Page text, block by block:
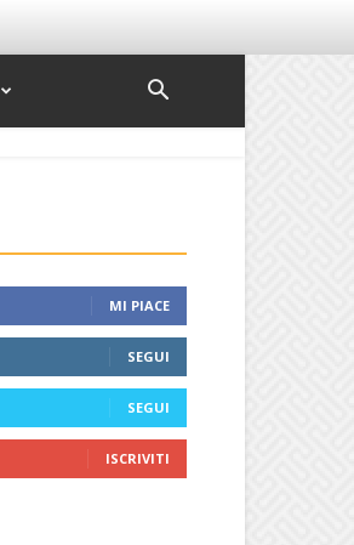
MI PIACE
SEGUI
SEGUI
ISCRIVITI